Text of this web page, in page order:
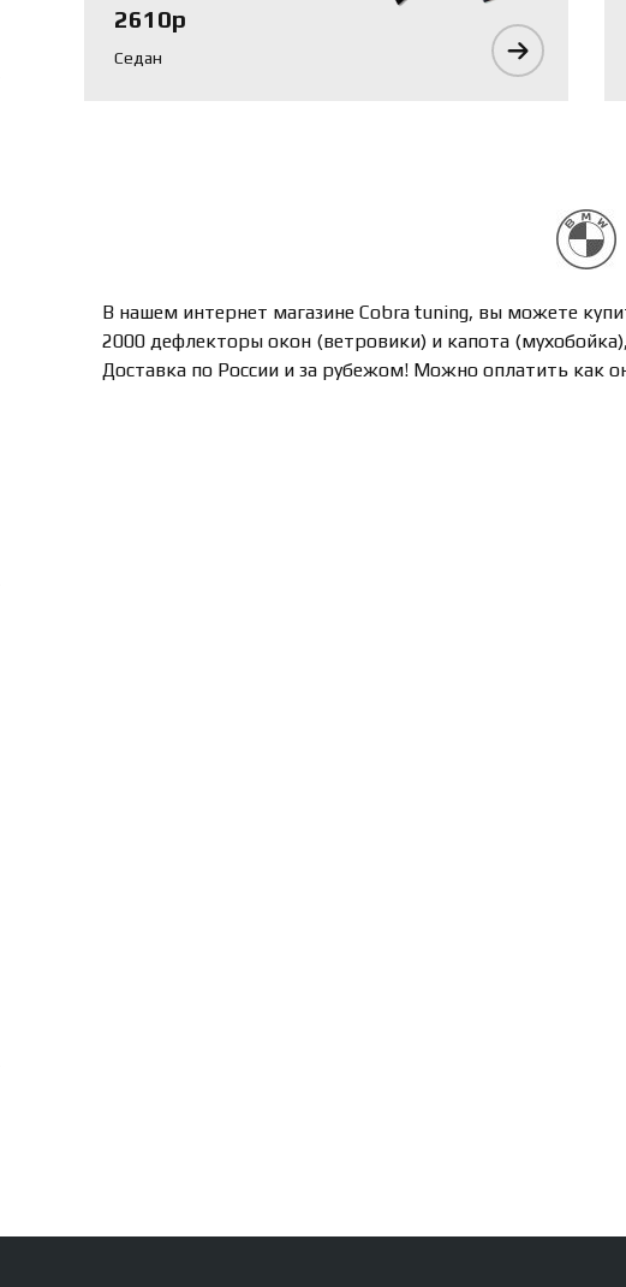
2610р
Седан
В нашем интернет магазине Cobra tuning, вы можете
2000 дефлекторы окон (ветровики) и капота
Доставка по России и за рубежом! Можно оплатить как